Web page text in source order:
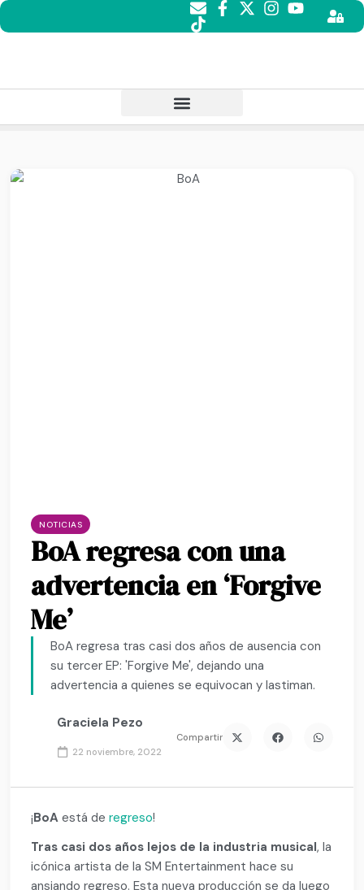
NOTICIAS
BoA regresa con una
advertencia en ‘Forgive
Me’
BoA regresa tras casi dos años de ausencia con
su tercer EP: 'Forgive Me', dejando una
advertencia a quienes se equivocan y lastiman.
Graciela Pezo
22 noviembre, 2022
Compartir
¡BoA está deregreso!
Tras casi dos años lejos de la industria musical, la
icónica artista de la SM Entertainment hace su
ansiando regreso. Esta nueva producción se da luego